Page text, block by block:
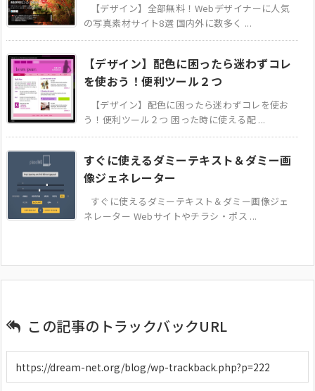
【デザイン】全部無料！Webデザイナーに人気
の写真素材サイト8選 国内外に数多く ...
【デザイン】配色に困ったら迷わずコレ
を使おう！便利ツール２つ
【デザイン】配色に困ったら迷わずコレを使お
う！便利ツール２つ 困った時に使える配 ...
すぐに使えるダミーテキスト＆ダミー画
像ジェネレーター
すぐに使えるダミーテキスト＆ダミー画像ジェ
ネレーター Webサイトやチラシ・ポス ...
この記事のトラックバックURL